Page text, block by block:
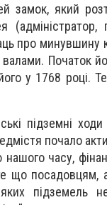
замок, який
про минувшину
Початок
у 1768
підземні
почало
часу,
що посадовцям,
підземель